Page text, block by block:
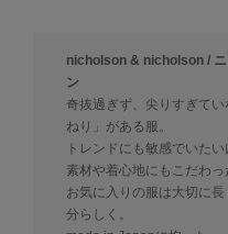
nicholson & nicholson /
ン
奇抜過ぎず、尖りすぎて
ねり」がある服。
トレンドにも敏感でいた
素材や着心地にもこだわっ
お気に入りの服は大切に
分らしく。